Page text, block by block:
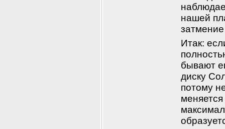
нашей
Итак:
бывают
диску
потому